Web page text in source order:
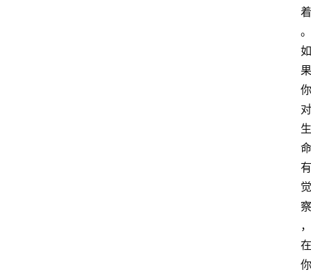
着
。
如
果
你
对
生
命
有
觉
察
，
在
你